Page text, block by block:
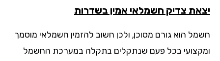
צדיק חשמלאי אמין בשדרות
הוא גורם מסוכן, ולכן חשוב להזמין חשמלאי מוסמך
בכל פעם שנתקלים בתקלה במערכת החשמל